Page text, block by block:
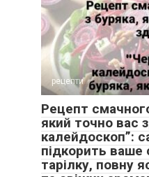
рецепти
Рецепт
який точно вас
калейдоскоп”:
підкорить ваше
тарілку, повну